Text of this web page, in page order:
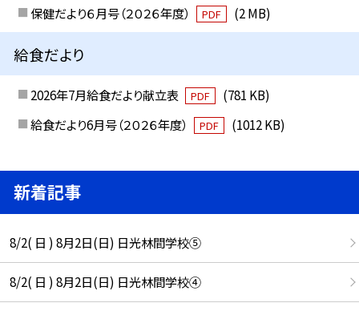
保健だより６月号（２０２６年度）
PDF (2 MB)
給食だより
2026年7月給食だより献立表 PDF
(781 KB)
給食だより6月号（２０２６年度）
PDF (1012 KB)
新着記事
8/2( 日 ) 8月2日(日) 日光林間学校⑤
8/2( 日 ) 8月2日(日) 日光林間学校④